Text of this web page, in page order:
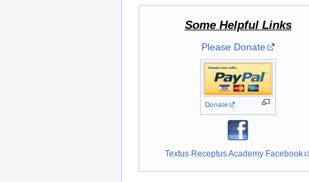
Some Helpful Links
Please Donate
Donate
Textus Receptus Academy Facebook